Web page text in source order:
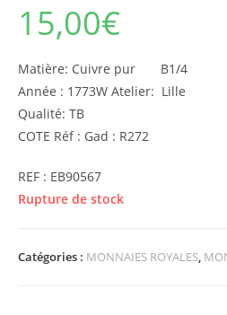
15,00€
Matière: Cuivre pur B1/4
Année : 1773W Atelier: Lille
Qualité: TB
COTE Réf : Gad : R272
REF : EB90567
Rupture de stock
Catégories : MONNAIES ROYALES,